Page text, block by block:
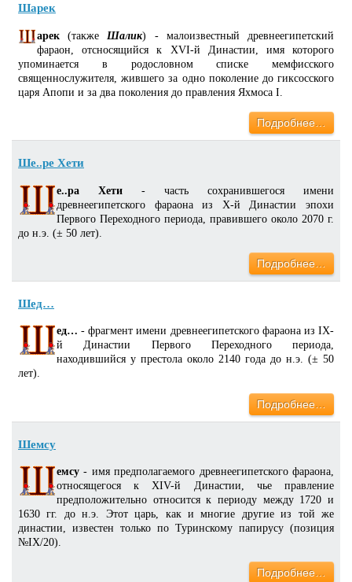
Шарек
арек (также Шалик) - малоизвестный древнеегипетский
фараон, отсносящийся к XVI-й Династии, имя которого
упоминается в родословном списке мемфисского
священнослужителя, жившего за одно поколение до гиксосского
царя Апопи и за два поколения до правления Яхмоса I.
Подробнее…
Ше..ре Хети
е..ра Хети - часть сохранившегося имени
древнеегипетского фараона из X-й Династии эпохи
Первого Переходного периода, правившего около 2070 г.
до н.э. (± 50 лет).
Подробнее…
Шед…
ед… - фрагмент имени древнеегипетского фараона из IX-
й Династии Первого Переходного периода,
находившийся у престола около 2140 года до н.э. (± 50
лет).
Подробнее…
Шемсу
емсу - имя предполагаемого древнеегипетского фараона,
относящегося к XIV-й Династии, чье правление
предположительно относится к периоду между 1720 и
1630 гг. до н.э. Этот царь, как и многие другие из той же
династии, известен только по Туринскому папирусу (позиция
№IX/20).
Подробнее…